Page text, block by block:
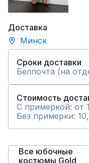
Доставка
Минск
Сроки доставки
Белпочта (на
Стоимость
С примеркой: от
Без примерки:
Все юбочные
костюмы Gold